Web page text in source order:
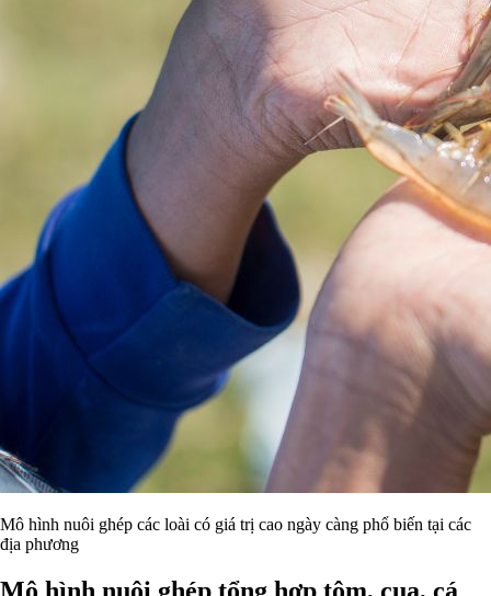
Mô hình nuôi ghép các loài có giá trị cao ngày càng phổ biến tại các
địa phương